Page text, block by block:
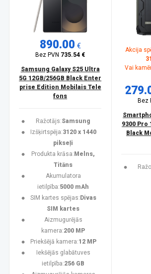
890.00 €
Bez PVN 735.54 €
Samsung Galaxy S25 Ultra
5G 12GB/256GB Black Enter
prise Edition Mobilais Tele
fons
Ražotājs:Samsung
Izšķirtspēja:3120 x 1440
pikseļi
Produkta krāsa: Melns,
Titāns
Akumulatora
ietilpība:5000 mAh
SIM kartes spējas: Divas
SIM kartes
Aizmugurējās
kamera:200 MP
Priekšējā kamera:12 MP
Iekšējās glabātuves
ietilpība:256 GB
Akcija
Vai
Bez
9300 Pro
Black